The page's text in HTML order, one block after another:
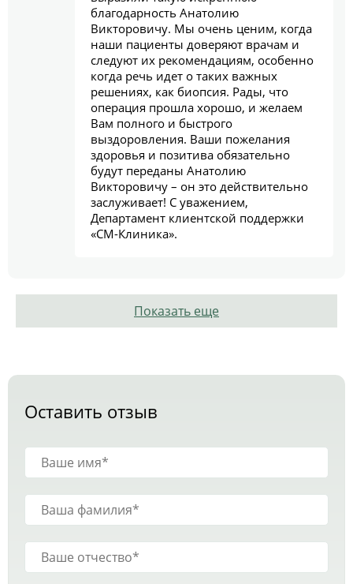
благодарность Анатолию
Викторовичу. Мы очень ценим, когда
наши пациенты доверяют врачам и
следуют их рекомендациям, особенно
когда речь идет о таких важных
решениях, как биопсия. Рады, что
операция прошла хорошо, и желаем
Вам полного и быстрого
выздоровления. Ваши пожелания
здоровья и позитива обязательно
будут переданы Анатолию
Викторовичу – он это действительно
заслуживает! С уважением,
Департамент клиентской поддержки
«СМ-Клиника».
Показать еще
Оставить отзыв